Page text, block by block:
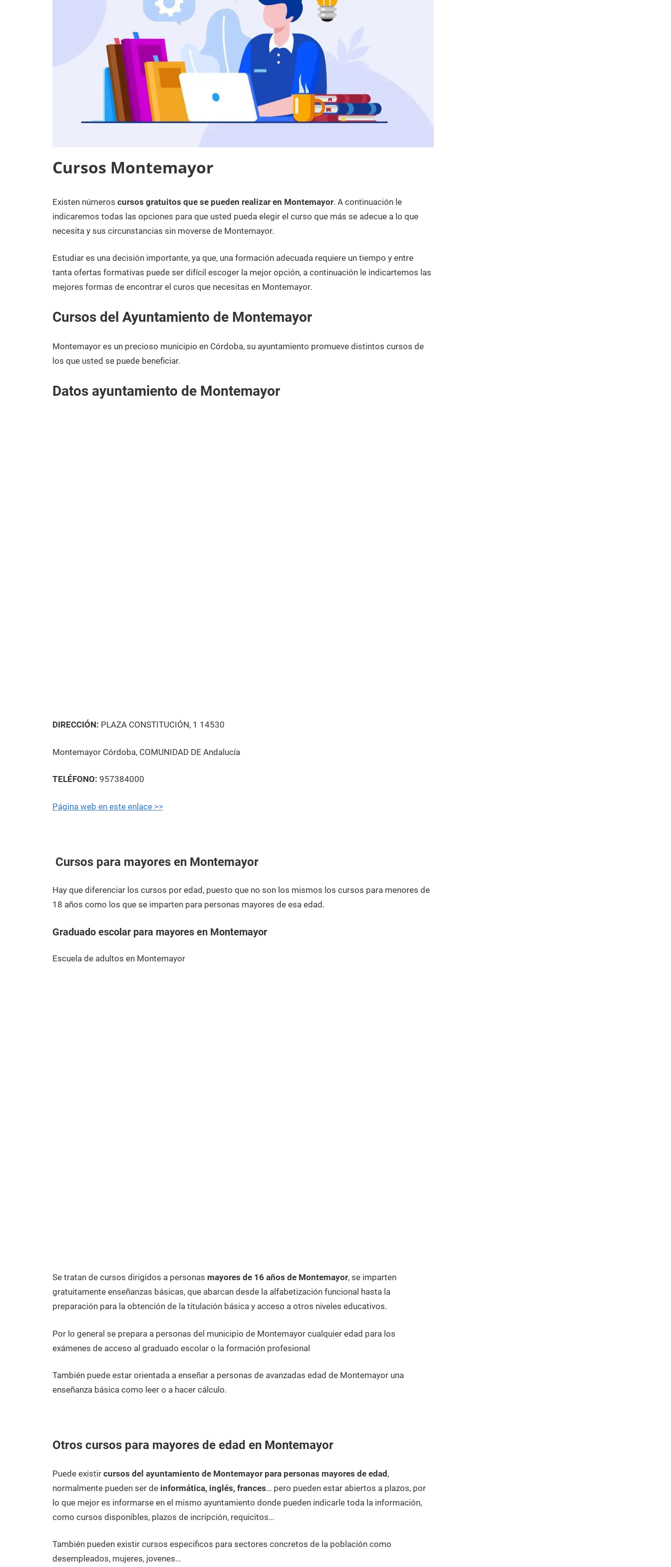
Cursos Montemayor
12
de
diciembre
2020
Maria
Cursos
en
Córdoba
Existen números cursos gratuitos que se pueden realizar en Montemayor. A continuación le
indicaremos todas las opciones para que usted pueda elegir el curso que más se adecue a lo que
necesita y sus circunstancias sin moverse de Montemayor.
Estudiar es una decisión importante, ya que, una formación adecuada requiere un tiempo y entre
tanta ofertas formativas puede ser difícil escoger la mejor opción, a continuación le indicartemos las
mejores formas de encontrar el curos que necesitas en Montemayor.
Cursos del Ayuntamiento de Montemayor
Montemayor es un precioso municipio en Córdoba, su ayuntamiento promueve distintos cursos de
los que usted se puede beneficiar.
Datos ayuntamiento de Montemayor
DIRECCIÓN: PLAZA CONSTITUCIÓN, 1 14530
Montemayor Córdoba, COMUNIDAD DE Andalucía
TELÉFONO: 957384000
Página web en este enlace >>
Cursos para mayores en Montemayor
Hay que diferenciar los cursos por edad, puesto que no son los mismos los cursos para menores de
18 años como los que se imparten para personas mayores de esa edad.
Graduado escolar para mayores en Montemayor
Escuela de adultos en Montemayor
Se tratan de cursos dirigidos a personas mayores de 16 años de Montemayor, se imparten
gratuitamente enseñanzas básicas, que abarcan desde la alfabetización funcional hasta la
preparación para la obtención de la titulación básica y acceso a otros niveles educativos.
Por lo general se prepara a personas del municipio de Montemayor cualquier edad para los
exámenes de acceso al graduado escolar o la formación profesional
También puede estar orientada a enseñar a personas de avanzadas edad de Montemayor una
enseñanza básica como leer o a hacer cálculo.
Otros cursos para mayores de edad en Montemayor
Puede existir cursos del ayuntamiento de Montemayor para personas mayores de edad,
normalmente pueden ser de informática, inglés, frances… pero pueden estar abiertos a plazos, por
lo que mejor es informarse en el mismo ayuntamiento donde pueden indicarle toda la información,
como cursos disponibles, plazos de incripción, requicitos…
También pueden existir cursos especificos para sectores concretos de la población como
desempleados, mujeres, jovenes…